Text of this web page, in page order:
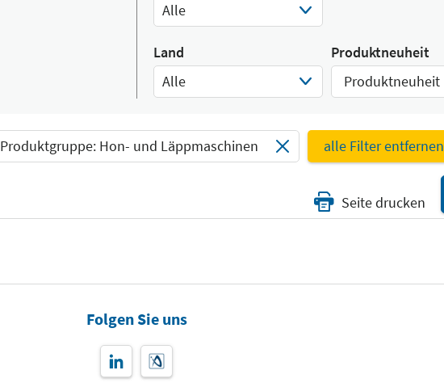
Alle
Select Input
Land
Alle
Produktneuheit
Produktneuheit
Produktgruppe: Hon- und Läppmaschinen alle Filter entfernen
Seite drucken
Folgen Sie uns